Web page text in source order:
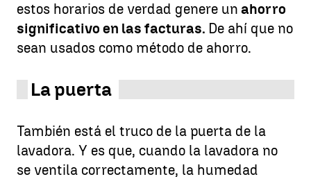
estos horarios de verdad genere un ahorro
significativo en las facturas. De ahí que no
sean usados como método de ahorro.
La puerta
También está el truco de la puerta de la
lavadora. Y es que, cuando la lavadora no
se ventila correctamente, la humedad